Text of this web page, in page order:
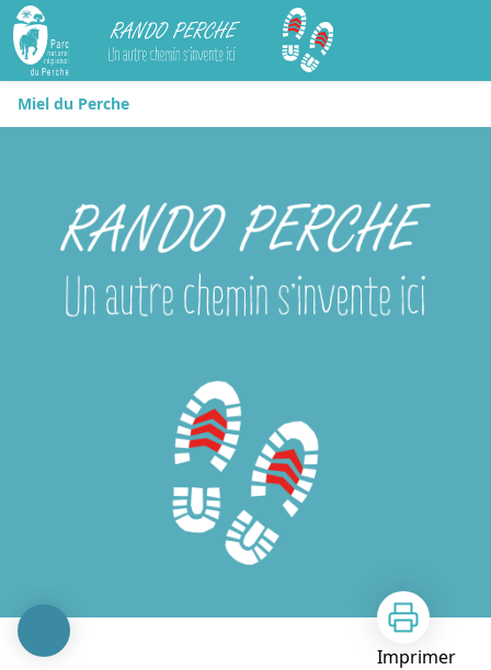
Rando Perche
Miel du Perche
Imprimer